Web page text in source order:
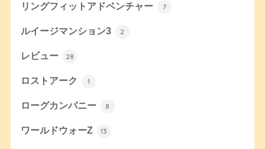
リングフィットアドベンチャー 7
ルイージマンション3 2
レビュー 28
ロストアーク 1
ローグカンパニー 8
ワールドウォーZ 13